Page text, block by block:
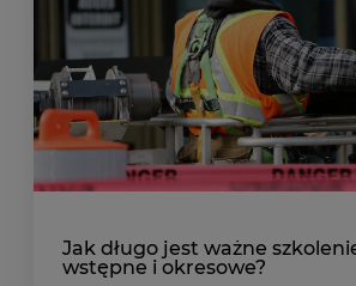
Jak długo jest ważne
wstępne i okresowe?